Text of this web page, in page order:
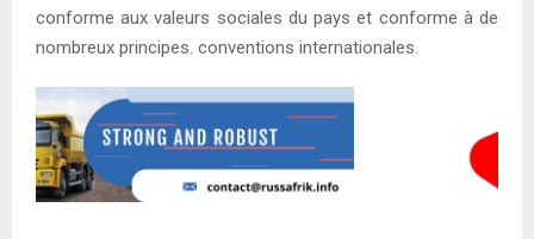
conforme aux valeurs sociales du pays et conforme à de
nombreux principes. conventions internationales.